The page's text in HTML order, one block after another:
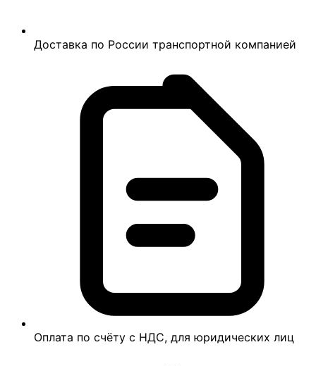
Доставка по России транспортной компанией
Оплата по счёту с НДС, для юридических лиц